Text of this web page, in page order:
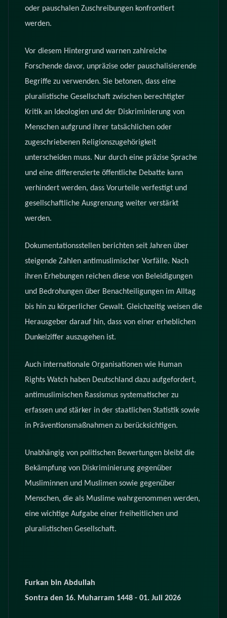
oder pauschalen Zuschreibungen konfrontiert
werden.
Vor diesem Hintergrund warnen zahlreiche
Forschende davor, unpräzise oder pauschalisierende
Begriffe zu verwenden. Sie betonen, dass eine
pluralistische Gesellschaft zwischen berechtigter
Kritik an Ideologien und der Diskriminierung von
Menschen aufgrund ihrer tatsächlichen oder
zugeschriebenen Religionszugehörigkeit
unterscheiden muss. Nur durch eine präzise Sprache
und eine differenzierte öffentliche Debatte kann
verhindert werden, dass Vorurteile verfestigt und
gesellschaftliche Ausgrenzung weiter verstärkt
werden.
Dokumentationsstellen berichten seit Jahren über
steigende Zahlen antimuslimischer Vorfälle. Nach
ihren Erhebungen reichen diese von Beleidigungen
und Bedrohungen über Benachteiligungen im Alltag
bis hin zu körperlicher Gewalt. Gleichzeitig weisen die
Herausgeber darauf hin, dass von einer erheblichen
Dunkelziffer auszugehen ist.
Auch internationale Organisationen wie Human
Rights Watch haben Deutschland dazu aufgefordert,
antimuslimischen Rassismus systematischer zu
erfassen und stärker in der staatlichen Statistik sowie
in Präventionsmaßnahmen zu berücksichtigen.
Unabhängig von politischen Bewertungen bleibt die
Bekämpfung von Diskriminierung gegenüber
Musliminnen und Muslimen sowie gegenüber
Menschen, die als Muslime wahrgenommen werden,
eine wichtige Aufgabe einer freiheitlichen und
pluralistischen Gesellschaft.
Furkan bin Abdullah
Sontra den 16. Muharram 1448 - 01. Juli 2026